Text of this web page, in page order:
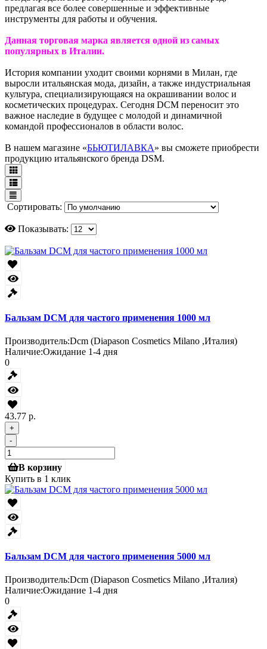
предлагая все более совершенные и эффективные
инструменты для работы и обучения.
Данная торговая марка является одной из самых
популярных в Италии.
История компании уходит своими корнями в Милан, где
выросли итальянская мода, дизайн, а также индустриальная
культура, специализирующаяся на окрашивании волос и
косметических процедурах. Сегодня DCM переносит это
важное наследие в будущее с молодой и динамичной
командой профессионалов в области волос.
В нашем магазине «БЬЮТИЛАВКА» вы сможете приобрести
продукцию итальянского бренда DSM.
Сортировать:
Показывать:
Бальзам DCM для частого применения 1000 мл
Производитель:Dcm (Diapason Cosmetics Milano ,Италия)
Наличие:Ожидание 1-4 дня
0
43.77 р.
+
-
В корзину
Купить в 1 клик
Бальзам DCM для частого применения 5000 мл
Производитель:Dcm (Diapason Cosmetics Milano ,Италия)
Наличие:Ожидание 1-4 дня
0